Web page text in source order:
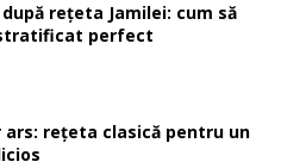
rețeta Jamilei: cum să
perfect
ars: rețeta clasică pentru un